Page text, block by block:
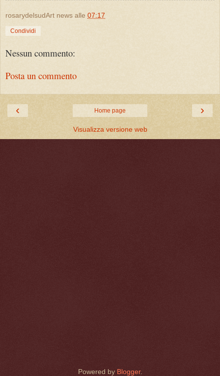
rosarydelsudArt news alle 07:17
Condividi
Nessun commento:
Posta un commento
‹ ›
Home page
Visualizza versione web
Powered by Blogger.